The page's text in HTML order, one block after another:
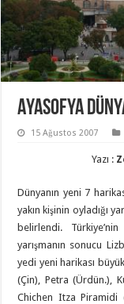
Ayasofya
15 Ağustos 2007
Yazı :
Dünyanın yeni 7
yakın kişinin oyladığı
belirlendi.
yarışmanın sonucu
yedi yeni harikası
(Çin), Petra (Ürdün.),
Chichen Itza Piramidi